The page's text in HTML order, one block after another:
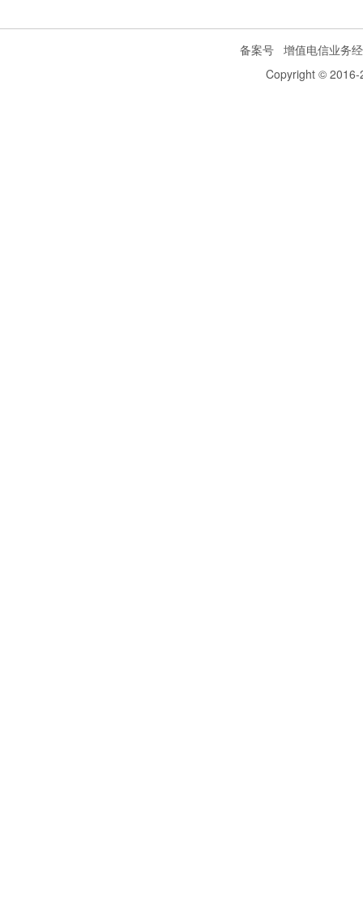
备案号 增值电信业务
Copyright © 2016-